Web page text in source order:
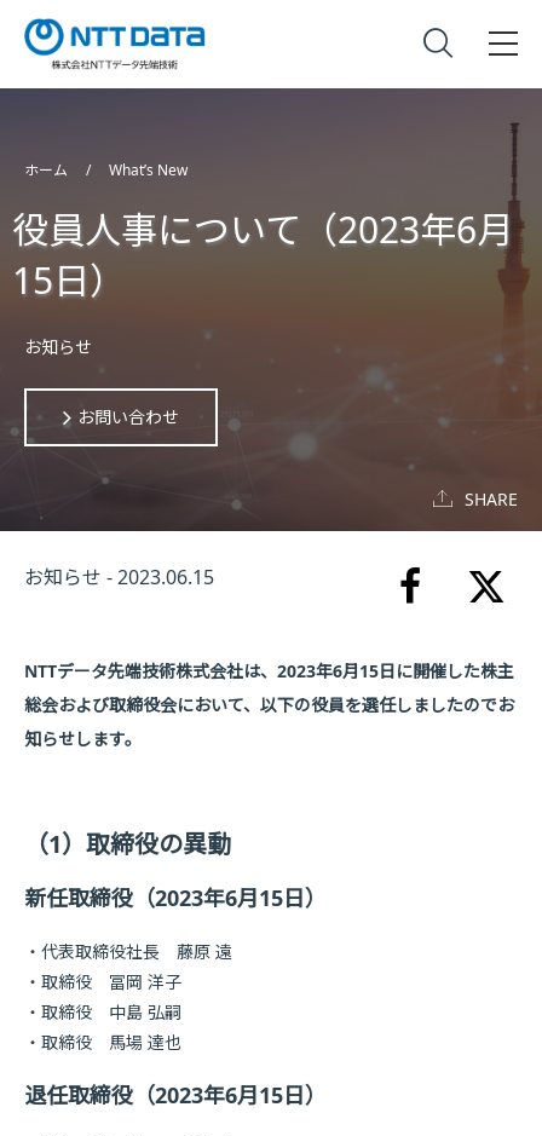
ホーム What’s New
役員人事について（2023年6月
15日）
お知らせ
お問い合わせ
SHARE
お知らせ - 2023.06.15
NTTデータ先端技術株式会社は、2023年6月15日に開催した株主
総会および取締役会において、以下の役員を選任しましたのでお
知らせします。
（1）取締役の異動
新任取締役（2023年6月15日）
代表取締役社長 藤原 遠
取締役 冨岡 洋子
取締役 中島 弘嗣
取締役 馬場 達也
退任取締役（2023年6月15日）